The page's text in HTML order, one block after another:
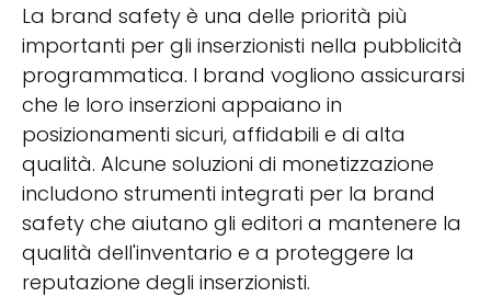
La brand safety è una delle priorità più
importanti per gli inserzionisti nella pubblicità
programmatica. I brand vogliono assicurarsi
che le loro inserzioni appaiano in
posizionamenti sicuri, affidabili e di alta
qualità. Alcune soluzioni di monetizzazione
includono strumenti integrati per la brand
safety che aiutano gli editori a mantenere la
qualità dell'inventario e a proteggere la
reputazione degli inserzionisti.